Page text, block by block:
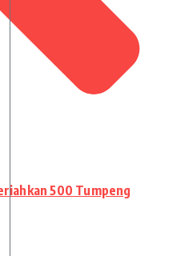
500 Tumpeng